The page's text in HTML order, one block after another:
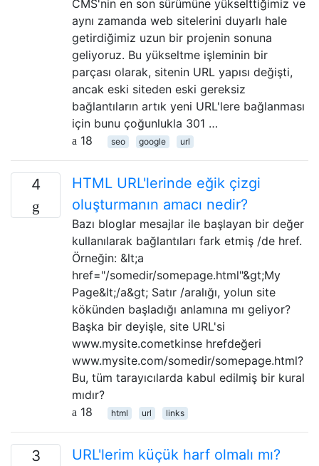
CMS'nin en son sürümüne yükselttiğimiz ve
aynı zamanda web sitelerini duyarlı hale
getirdiğimiz uzun bir projenin sonuna
geliyoruz. Bu yükseltme işleminin bir
parçası olarak, sitenin URL yapısı değişti,
ancak eski siteden eski gereksiz
bağlantıların artık yeni URL'lere bağlanması
için bunu çoğunlukla 301 …
18
seo google url
4
HTML URL'lerinde eğik çizgi
oluşturmanın amacı nedir?
Bazı bloglar mesajlar ile başlayan bir değer
kullanılarak bağlantıları fark etmiş /de href.
Örneğin: &lt;a
href="/somedir/somepage.html"&gt;My
Page&lt;/a&gt; Satır /aralığı, yolun site
kökünden başladığı anlamına mı geliyor?
Başka bir deyişle, site URL'si
www.mysite.cometkinse hrefdeğeri
www.mysite.com/somedir/somepage.html?
Bu, tüm tarayıcılarda kabul edilmiş bir kural
mıdır?
18
html url links
3 URL'lerim küçük harf olmalı mı?